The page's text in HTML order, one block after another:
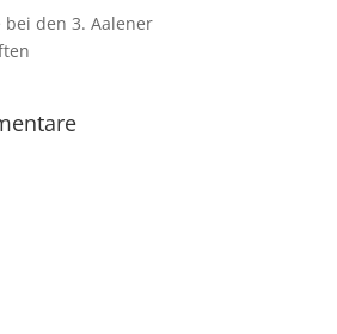
bei den 3. Aalener